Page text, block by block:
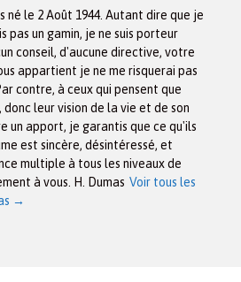
né le 2 Août 1944. Autant dire que je
pas un gamin, je ne suis porteur
conseil, d'aucune directive, votre
appartient je ne me risquerai pas
contre, à ceux qui pensent que
donc leur vision de la vie et de son
un apport, je garantis que ce qu'ils
est sincère, désintéressé, et
multiple à tous les niveaux de
à vous. H. Dumas Voir tous les
→